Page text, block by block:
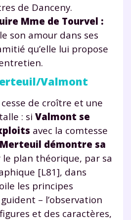
de Danceny.
Mme de Tourvel :
son amour dans ses
qu’elle lui propose
Valmont
cesse de croître et une
: si Valmont se
avec la comtesse
démontre sa
le plan théorique, par sa
[L81], dans
les principes
– l’observation
et des caractères,